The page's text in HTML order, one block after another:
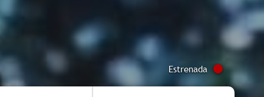
Estrenada